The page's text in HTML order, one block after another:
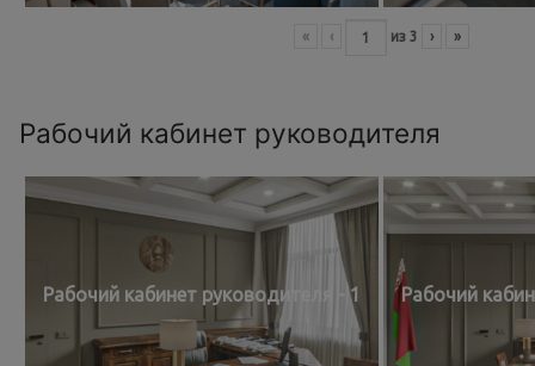
« ‹ из 3 › »
Рабочий кабинет руководителя
Рабочий кабинет руководителя - 1 Рабочий